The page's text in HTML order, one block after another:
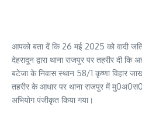
आपको बता दें कि 26 मई 2025 को वादी
देहरादून द्वारा थाना राजपुर पर तहरीर दी कि
बटेजा के निवास स्थान 58/1 कृष्णा विहार
तहरीर के आधार पर थाना राजपुर में
अभियोग पंजीकृत किया गया।